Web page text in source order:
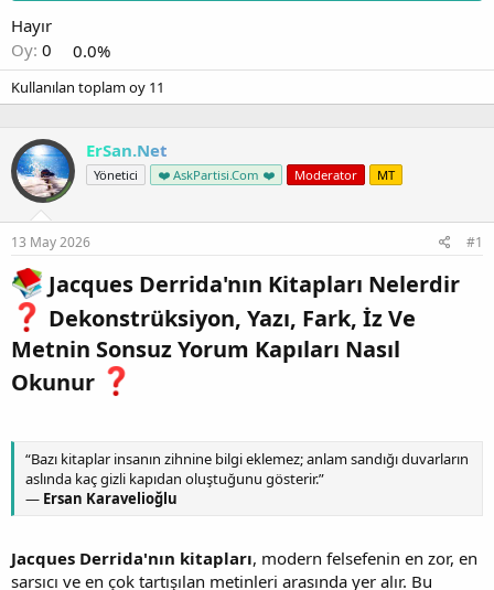
ş
l
a
t
a
r
i
Hayır
Oy: 0 0.0%
Kullanılan toplam oy 11
ErSan.Net
Yönetici ❤️ AskPartisi.Com ❤️ Moderator MT
13 May 2026 #1
Jacques Derrida'nın Kitapları Nelerdir
Dekonstrüksiyon, Yazı, Fark, İz Ve
Metnin Sonsuz Yorum Kapıları Nasıl
Okunur
“Bazı kitaplar insanın zihnine bilgi eklemez; anlam sandığı duvarların
aslında kaç gizli kapıdan oluştuğunu gösterir.”
— Ersan Karavelioğlu
Jacques Derrida'nın kitapları, modern felsefenin en zor, en
sarsıcı ve en çok tartışılan metinleri arasında yer alır. Bu